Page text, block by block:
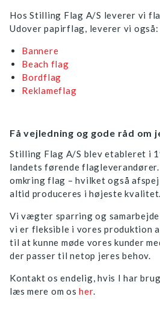
Hos Stilling Flag A/S leverer vi
Udover papirflag, leverer vi også:
Bannere
Beach flag
Bordflag
Reklameflag
Få vejledning og gode råd om
Stilling Flag A/S blev etableret i
landets førende
omkring flag – hvilket også
altid produceres i højeste kvalitet.
Vi vægter sparring og
vi er fleksible i vores produktion
til at kunne møde vores kunder
der passer til netop jeres behov.
Kontakt os endelig, hvis I har
læs mere om osher.